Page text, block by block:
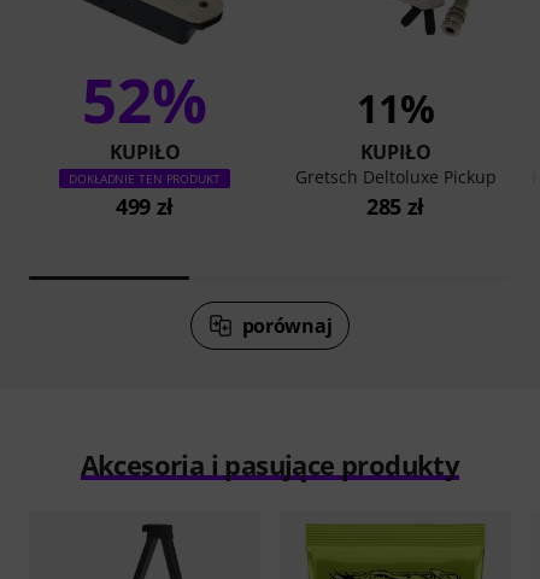
52%
KUPIŁO
DOKŁADNIE TEN PRODUKT
499 zł
11%
KUPIŁO
Gretsch Deltoluxe Pickup
285 zł
porównaj
Akcesoria i pasujące produkty